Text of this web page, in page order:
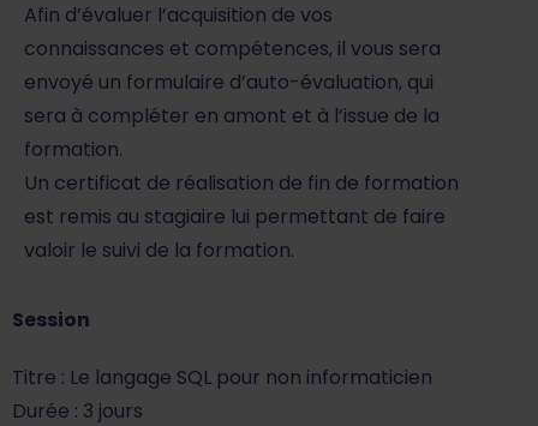
Afin d’évaluer l’acquisition de vos
connaissances et compétences, il vous sera
envoyé un formulaire d’auto-évaluation, qui
sera à compléter en amont et à l’issue de la
formation.
Un certificat de réalisation de fin de formation
est remis au stagiaire lui permettant de faire
valoir le suivi de la formation.
Session
Titre : Le langage SQL pour non informaticien
Durée : 3 jours